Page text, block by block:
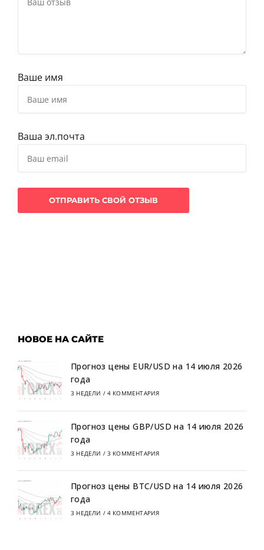
Ваше имя
Ваша эл.почта
НОВОЕ НА САЙТЕ
Прогноз цены EUR/USD на 14 июля 2026
года
3 НЕДЕЛИ / 4 КОММЕНТАРИЯ
Прогноз цены GBP/USD на 14 июля 2026
года
3 НЕДЕЛИ / 3 КОММЕНТАРИЯ
Прогноз цены BTC/USD на 14 июля 2026
года
3 НЕДЕЛИ / 4 КОММЕНТАРИЯ